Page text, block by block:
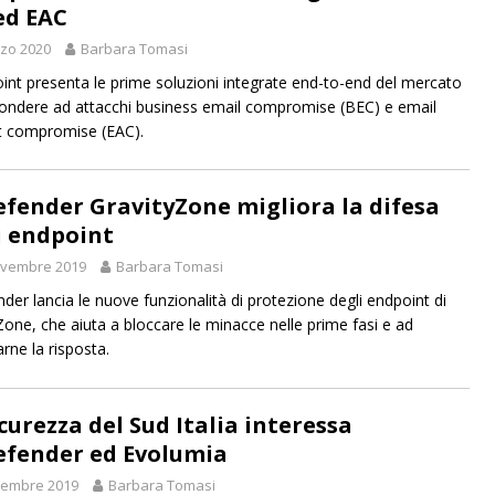
EAC
2020 Barbara Tomasi
presenta le prime soluzioni integrate end-to-end del mercato
ad attacchi business email compromise (BEC) e email
(EAC).
GravityZone migliora la difesa
endpoint
2019 Barbara Tomasi
lancia le nuove funzionalità di protezione degli endpoint di
che aiuta a bloccare le minacce nelle prime fasi e ad
la risposta.
del Sud Italia interessa
ed Evolumia
2019 Barbara Tomasi